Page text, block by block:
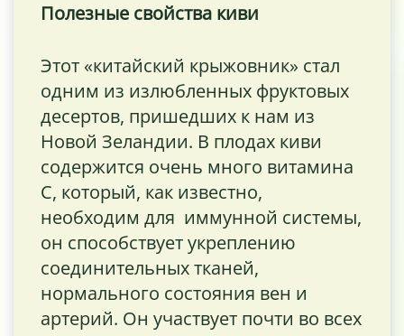
Полезные свойства киви
Этот «китайский крыжовник» стал
одним из излюбленных фруктовых
десертов, пришедших к нам из
Новой Зеландии. В плодах киви
содержится очень много витамина
С, который, как известно,
необходим для иммунной системы,
он способствует укреплению
соединительных тканей,
нормального состояния вен и
артерий. Он участвует почти во всех